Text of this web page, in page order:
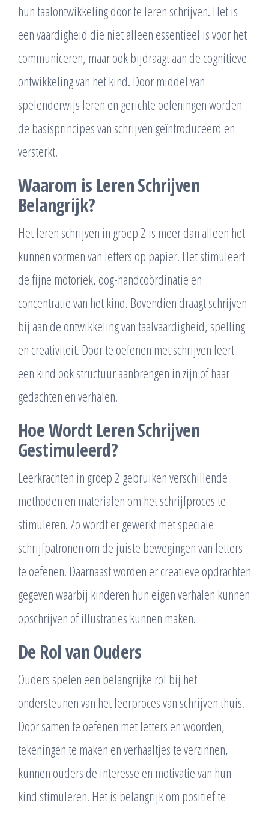
hun taalontwikkeling door te leren schrijven. Het is
een vaardigheid die niet alleen essentieel is voor het
communiceren, maar ook bijdraagt aan de cognitieve
ontwikkeling van het kind. Door middel van
spelenderwijs leren en gerichte oefeningen worden
de basisprincipes van schrijven geïntroduceerd en
versterkt.
Waarom is Leren Schrijven
Belangrijk?
Het leren schrijven in groep 2 is meer dan alleen het
kunnen vormen van letters op papier. Het stimuleert
de fijne motoriek, oog-handcoördinatie en
concentratie van het kind. Bovendien draagt schrijven
bij aan de ontwikkeling van taalvaardigheid, spelling
en creativiteit. Door te oefenen met schrijven leert
een kind ook structuur aanbrengen in zijn of haar
gedachten en verhalen.
Hoe Wordt Leren Schrijven
Gestimuleerd?
Leerkrachten in groep 2 gebruiken verschillende
methoden en materialen om het schrijfproces te
stimuleren. Zo wordt er gewerkt met speciale
schrijfpatronen om de juiste bewegingen van letters
te oefenen. Daarnaast worden er creatieve opdrachten
gegeven waarbij kinderen hun eigen verhalen kunnen
opschrijven of illustraties kunnen maken.
De Rol van Ouders
Ouders spelen een belangrijke rol bij het
ondersteunen van het leerproces van schrijven thuis.
Door samen te oefenen met letters en woorden,
tekeningen te maken en verhaaltjes te verzinnen,
kunnen ouders de interesse en motivatie van hun
kind stimuleren. Het is belangrijk om positief te